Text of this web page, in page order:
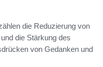
die Reduzierung von
die Stärkung des
von Gedanken und